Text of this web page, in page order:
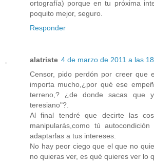
ortografía) porque en tu próxima
poquito mejor, seguro.
Responder
alatriste 4 de marzo de 2011 a las
Censor, pido perdón por creer que
importa mucho,¿por qué ese
terreno,? ¿de donde sacas que
teresiano"?.
Al final tendré que decirte las
manipularás,como tú
adaptarlas a tus intereses.
No hay peor ciego que el que no
no quieras ver, es qué quieres ver lo